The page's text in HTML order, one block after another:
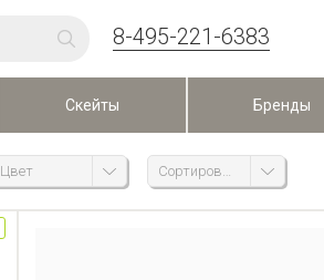
Цвет Сортировка
8-495-221-6383
Скейты Бренды